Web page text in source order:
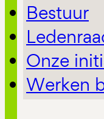
Bestuur
Onze
Werken